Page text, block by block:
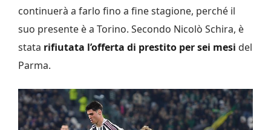
continuerà a farlo fino a fine stagione, perché il
suo presente è a Torino. Secondo Nicolò Schira, è
stata rifiutata l’offerta di prestito per sei mesi del
Parma.